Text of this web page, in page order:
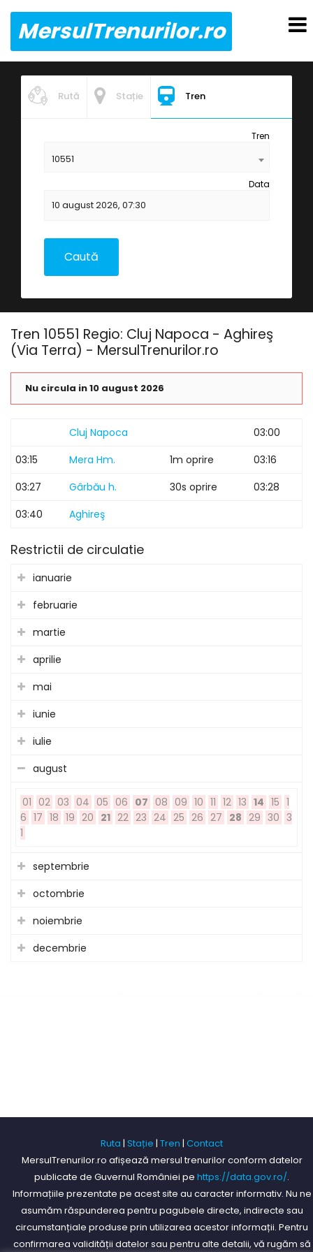
MersulTrenurilor.ro
Rută Stație Tren
Tren
10551
Data
Tren 10551 Regio: Cluj Napoca - Aghireş
(Via Terra) - MersulTrenurilor.ro
Nu circula in 10 august 2026
Cluj Napoca
03:00
03:15
Mera Hm. 1m oprire
03:16
03:27
Gârbău h. 30s oprire
03:28
03:40
Aghireş
Restrictii de circulatie
ianuarie
februarie
martie
aprilie
mai
iunie
iulie
august
01 02 03 04 05 06 07 08 09 10 11 12 13 14 15 1
6 17 18 19 20 21 22 23 24 25 26 27 28 29 30 3
1
septembrie
octombrie
noiembrie
decembrie
Ruta | Stație | Tren | Contact
MersulTrenurilor.ro afișează mersul trenurilor conform datelor
publicate de Guvernul României pe https://data.gov.ro/.
Informațiile prezentate pe acest site au caracter informativ. Nu ne
asumăm răspunderea pentru pagubele directe, indirecte sau
circumstanțiale produse prin utilizarea acestor informații. Pentru
confirmarea validității datelor sau pentru alte detalii, vă rugăm să